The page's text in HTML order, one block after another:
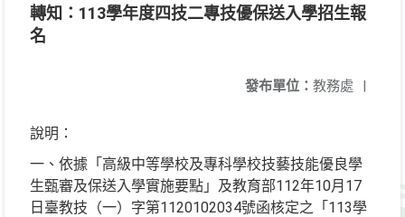
轉知：113學年度四技二專技優保送入學招生報
名
發布單位： 教務處 |
說明：
一、依據「高級中等學校及專科學校技藝技能優良學
生甄審及保送入學實施要點」及教育部112年10月17
日臺教技（一）字第1120102034號函核定之「113學